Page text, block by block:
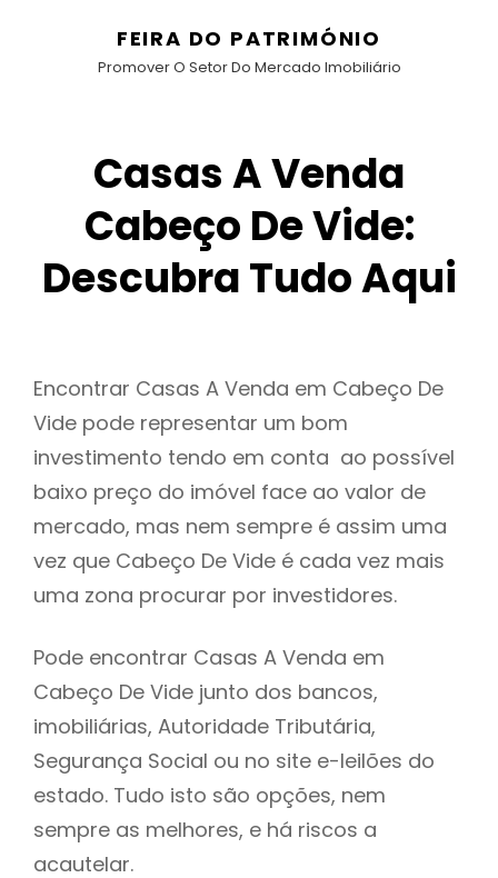
FEIRA DO PATRIMÓNIO
Promover O Setor Do Mercado Imobiliário
Casas A Venda
Cabeço De Vide:
Descubra Tudo Aqui
Encontrar Casas A Venda em Cabeço De
Vide pode representar um bom
investimento tendo em conta ao possível
baixo preço do imóvel face ao valor de
mercado, mas nem sempre é assim uma
vez que Cabeço De Vide é cada vez mais
uma zona procurar por investidores.
Pode encontrar Casas A Venda em
Cabeço De Vide junto dos bancos,
imobiliárias, Autoridade Tributária,
Segurança Social ou no site e-leilões do
estado. Tudo isto são opções, nem
sempre as melhores, e há riscos a
acautelar.